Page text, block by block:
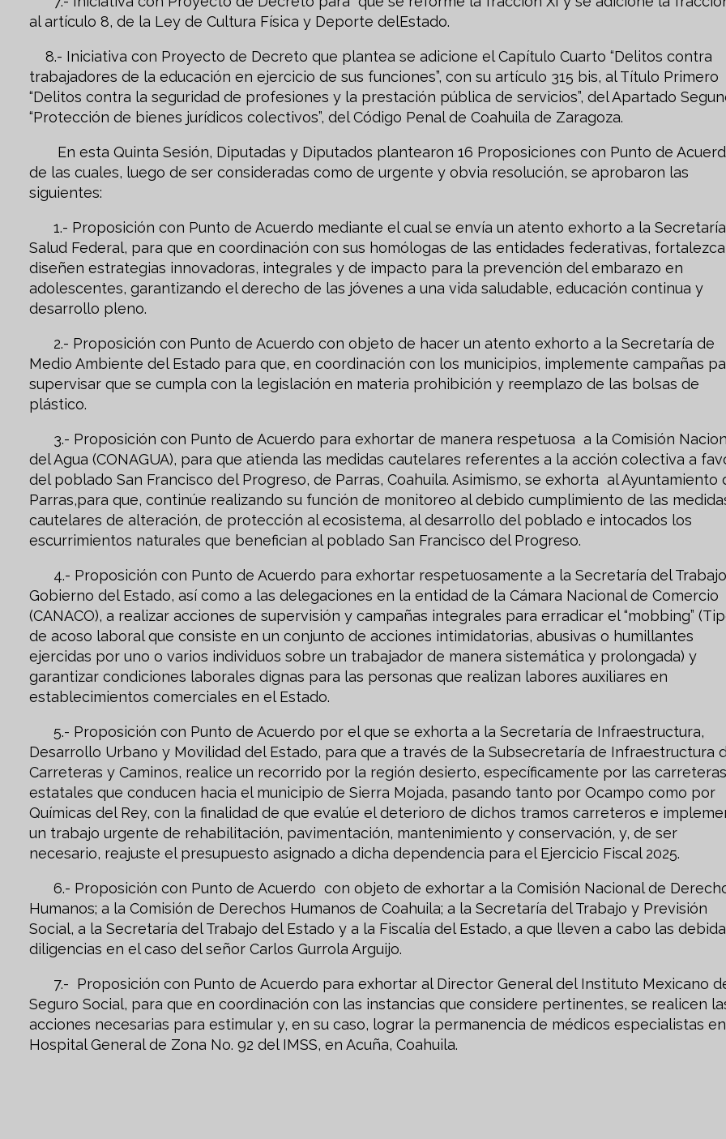
al artículo 8, de la Ley de Cultura Física y Deporte delEstado.
8.- Iniciativa con Proyecto de Decreto que plantea se adicione el Capítulo Cuarto “Delitos contra
trabajadores de la educación en ejercicio de sus funciones”, con su artículo 315 bis, al Título Primero
“Delitos contra la seguridad de profesiones y la prestación pública de servicios”, del Apartado
“Protección de bienes jurídicos colectivos”, del Código Penal de Coahuila de Zaragoza.
En esta Quinta Sesión, Diputadas y Diputados plantearon 16 Proposiciones con Punto de
de las cuales, luego de ser consideradas como de urgente y obvia resolución, se aprobaron las
siguientes:
1.- Proposición con Punto de Acuerdo mediante el cual se envía un atento exhorto a la
Salud Federal, para que en coordinación con sus homólogas de las entidades federativas,
diseñen estrategias innovadoras, integrales y de impacto para la prevención del embarazo en
adolescentes, garantizando el derecho de las jóvenes a una vida saludable, educación continua y
desarrollo pleno.
2.- Proposición con Punto de Acuerdo con objeto de hacer un atento exhorto a la Secretaría de
Medio Ambiente del Estado para que, en coordinación con los municipios, implemente campañas
supervisar que se cumpla con la legislación en materia prohibición y reemplazo de las bolsas de
plástico.
3.- Proposición con Punto de Acuerdo para exhortar de manera respetuosa a la Comisión
del Agua (CONAGUA), para que atienda las medidas cautelares referentes a la acción colectiva a
del poblado San Francisco del Progreso, de Parras, Coahuila. Asimismo, se exhorta al Ayuntamiento
Parras,para que, continúe realizando su función de monitoreo al debido cumplimiento de las
cautelares de alteración, de protección al ecosistema, al desarrollo del poblado e intocados los
escurrimientos naturales que benefician al poblado San Francisco del Progreso.
4.- Proposición con Punto de Acuerdo para exhortar respetuosamente a la Secretaría del
Gobierno del Estado, así como a las delegaciones en la entidad de la Cámara Nacional de Comercio
(CANACO), a realizar acciones de supervisión y campañas integrales para erradicar el “mobbing”
de acoso laboral que consiste en un conjunto de acciones intimidatorias, abusivas o humillantes
ejercidas por uno o varios individuos sobre un trabajador de manera sistemática y prolongada) y
garantizar condiciones laborales dignas para las personas que realizan labores auxiliares en
establecimientos comerciales en el Estado.
5.- Proposición con Punto de Acuerdo por el que se exhorta a la Secretaría de Infraestructura,
Desarrollo Urbano y Movilidad del Estado, para que a través de la Subsecretaría de Infraestructura
Carreteras y Caminos, realice un recorrido por la región desierto, específicamente por las carreteras
estatales que conducen hacia el municipio de Sierra Mojada, pasando tanto por Ocampo como por
Químicas del Rey, con la finalidad de que evalúe el deterioro de dichos tramos carreteros e
un trabajo urgente de rehabilitación, pavimentación, mantenimiento y conservación, y, de ser
necesario, reajuste el presupuesto asignado a dicha dependencia para el Ejercicio Fiscal 2025.
6.- Proposición con Punto de Acuerdo con objeto de exhortar a la Comisión Nacional de
Humanos; a la Comisión de Derechos Humanos de Coahuila; a la Secretaría del Trabajo y Previsión
Social, a la Secretaría del Trabajo del Estado y a la Fiscalía del Estado, a que lleven a cabo las
diligencias en el caso del señor Carlos Gurrola Arguijo.
7.- Proposición con Punto de Acuerdo para exhortar al Director General del Instituto Mexicano
Seguro Social, para que en coordinación con las instancias que considere pertinentes, se realicen
acciones necesarias para estimular y, en su caso, lograr la permanencia de médicos especialistas
Hospital General de Zona No. 92 del IMSS, en Acuña, Coahuila.